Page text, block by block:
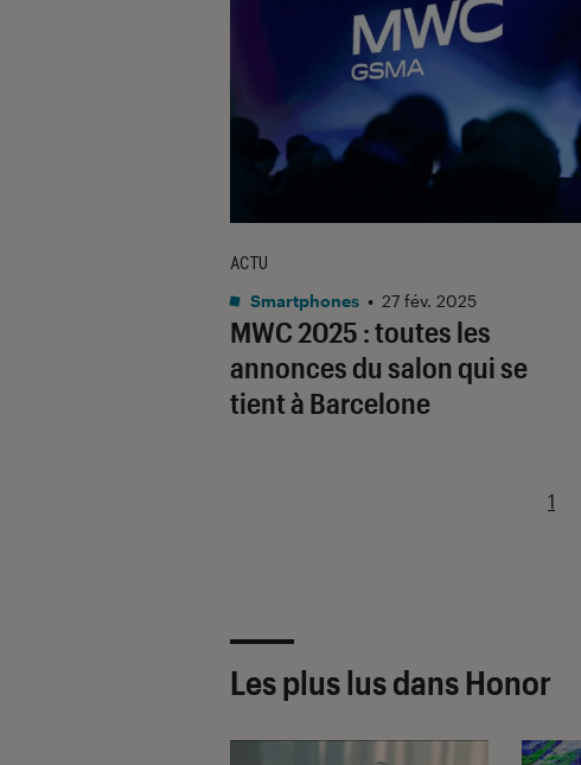
MWC 2025 : toutes les
annonces du salon qui se
tient à Barcelone
ACTU
Smartphones • 27 fév. 2025
1
Les plus lus dans Honor